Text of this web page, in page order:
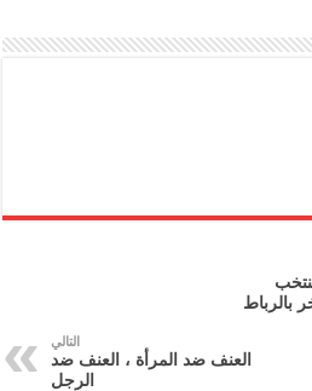
بالرباط
التالي
العنف ضد المرأة ، العنف ضد
الرجل